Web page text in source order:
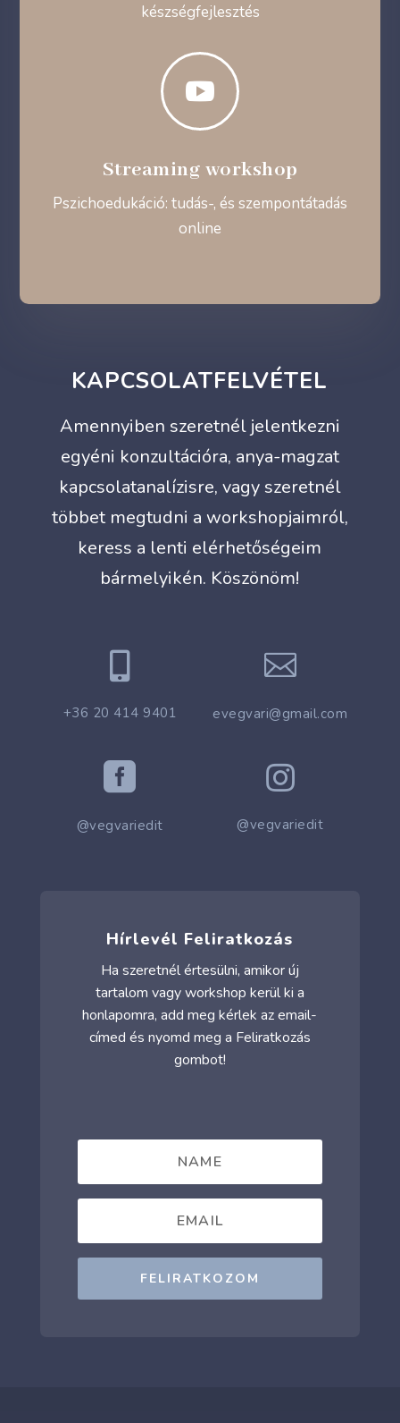
készségfejlesztés

Streaming workshop
Pszichoedukáció: tudás-, és szempontátadás
online
KAPCSOLATFELVÉTEL
Amennyiben szeretnél jelentkezni
egyéni konzultációra, anya-magzat
kapcsolatanalízisre, vagy szeretnél
többet megtudni a workshopjaimról,
keress a lenti elérhetőségeim
bármelyikén. Köszönöm!

+36 20 414 9401

evegvari@gmail.com

@vegvariedit

@vegvariedit
Hírlevél Feliratkozás
Ha szeretnél értesülni, amikor új
tartalom vagy workshop kerül ki a
honlapomra, add meg kérlek az email-
címed és nyomd meg a Feliratkozás
gombot!
FELIRATKOZOM